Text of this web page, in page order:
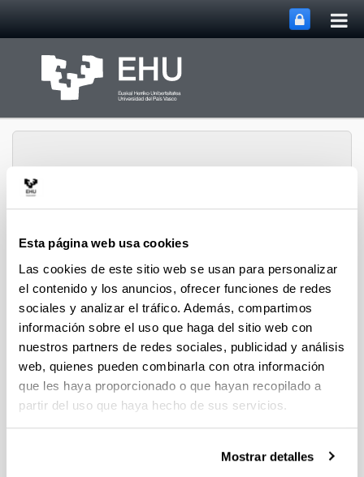
Esta página web usa cookies
Las cookies de este sitio web se usan para personalizar
el contenido y los anuncios, ofrecer funciones de redes
sociales y analizar el tráfico. Además, compartimos
información sobre el uso que haga del sitio web con
nuestros partners de redes sociales, publicidad y análisis
web, quienes pueden combinarla con otra información
que les haya proporcionado o que hayan recopilado a
partir del uso que haya hecho de sus servicios.
Mostrar detalles
Departamento de
Tecnología Electrónica
Desarrollo de técnicas
experimentales para la
caracterización de células de silicio
cristalino a partir de su